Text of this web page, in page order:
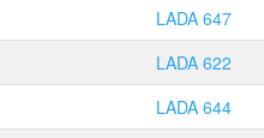
LADA 647
LADA 622
LADA 644